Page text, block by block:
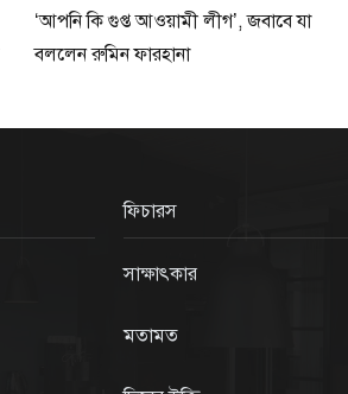
‘আপনি কি গুপ্ত আওয়ামী লীগ’, জবাবে যা
বললেন রুমিন ফারহানা
ফিচারস
সাক্ষাৎকার
মতামত